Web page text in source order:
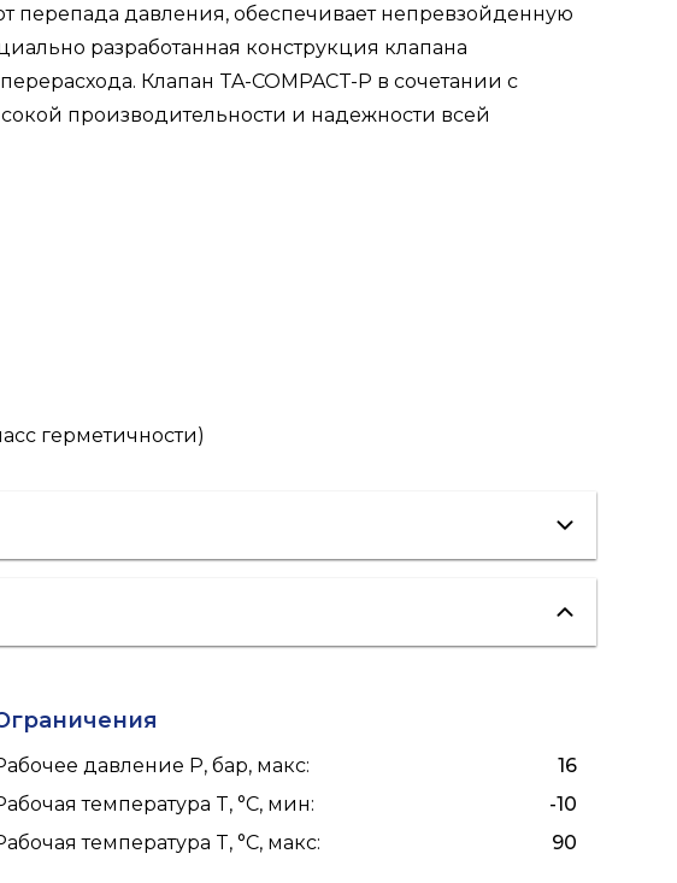
перепада давления, обеспечивает непревзойденную
разработанная конструкция клапана
Клапан TA-COMPACT-P в сочетании с
производительности и надежности всей
герметичности)
холодоснабжение
давление P, бар, макс:
16
температура T, °C, мин:
-10
температура T, °C, макс: 90